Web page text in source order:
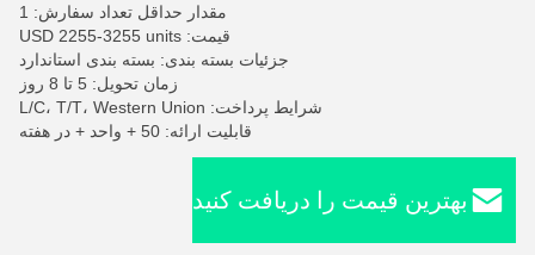
مقدار حداقل تعداد سفارش: 1
قیمت: USD 2255-3255 units
جزئیات بسته بندی: بسته بندی استاندارد
زمان تحویل: 5 تا 8 روز
شرایط پرداخت: L/C، T/T، Western Union
قابلیت ارائه: 50 + واحد + در هفته
بهترین قیمت را دریافت کنید